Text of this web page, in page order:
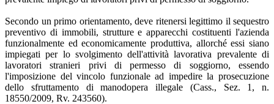
Secondo un primo orientamento, deve ritenersi legittimo il sequestro
preventivo di immobili, strutture e apparecchi costituenti l'azienda
funzionalmente ed economicamente produttiva, allorché essi siano
impiegati per lo svolgimento dell'attività lavorativa prevalente di
lavoratori stranieri privi di permesso di soggiorno, essendo
l'imposizione del vincolo funzionale ad impedire la prosecuzione
dello sfruttamento di manodopera illegale (Cass., Sez. 1, n.
18550/2009, Rv. 243560).